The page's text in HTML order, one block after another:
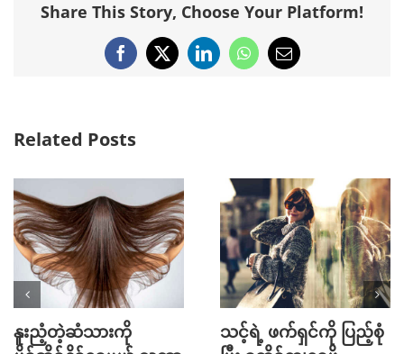
Share This Story, Choose Your Platform!
Facebook
X LinkedInWhatsApp
Email
Related Posts
Mini Jeans Skirt ကို စ
Golf အားကစား